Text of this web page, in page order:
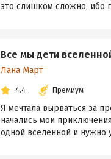
это слишком сложно, ибо
Все мы дети
Лана Март
4.4 Премиум
Я мечтала вырваться за
начались мои
одной вселенной и нужно